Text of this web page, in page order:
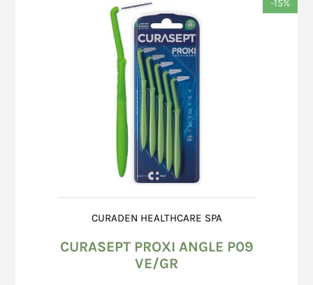
CURADEN HEALTHCARE SPA
CURASEPT PROXI ANGLE P09
VE/GR
-15%